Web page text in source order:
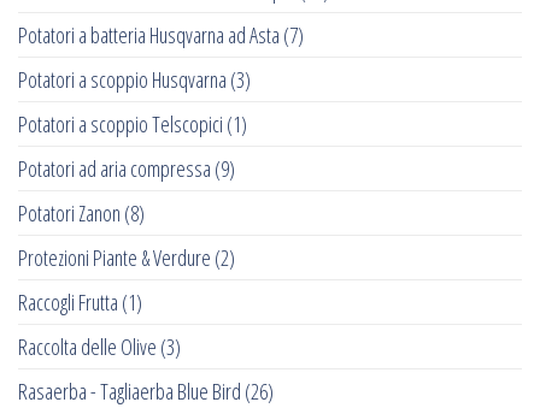
Potatori a batteria Husqvarna ad Asta (7)
Potatori a scoppio Husqvarna (3)
Potatori a scoppio Telscopici (1)
Potatori ad aria compressa (9)
Potatori Zanon (8)
Protezioni Piante & Verdure (2)
Raccogli Frutta (1)
Raccolta delle Olive (3)
Rasaerba - Tagliaerba Blue Bird (26)